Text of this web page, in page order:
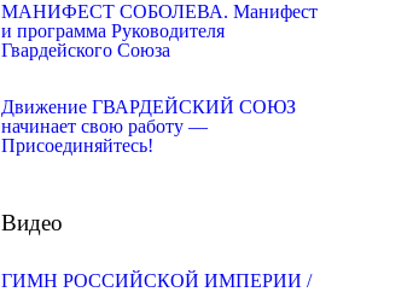
МАНИФЕСТ СОБОЛЕВА. Манифест
и программа Руководителя
Гвардейского Союза
Движение ГВАРДЕЙСКИЙ СОЮЗ
начинает свою работу —
Присоединяйтесь!
Видео
ГИМН РОССИЙСКОЙ ИМПЕРИИ /